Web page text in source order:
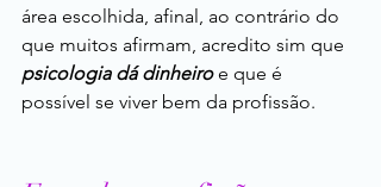
área escolhida, afinal, ao contrário do
que muitos afirmam, acredito sim que
psicologia dá dinheiro e que é
possível se viver bem da profissão.